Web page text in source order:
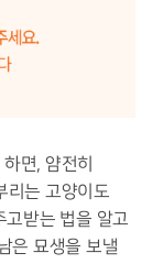
면, 얌전히
리는 고양이도
고받는 법을 알고
은 묘생을 보낼